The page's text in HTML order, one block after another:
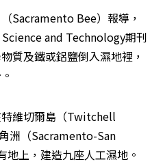
Sacramento Bee）報導，
and Technology期刊
質及鐵或鋁鹽倒入濕地裡，
維切爾島（Twitchell
洲（Sacramento-San
上，建造九座人工濕地。